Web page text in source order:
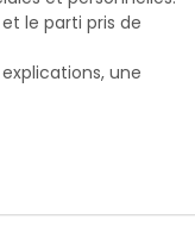
le parti pris de
une